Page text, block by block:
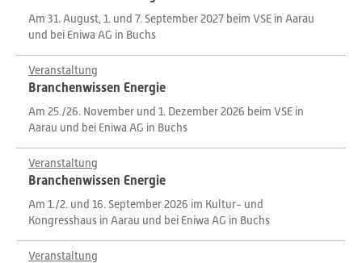
Am 31. August, 1. und 7. September 2027 beim VSE in Aarau
und bei Eniwa AG in Buchs
Veranstaltung
Branchenwissen Energie
Am 25./26. November und 1. Dezember 2026 beim VSE in
Aarau und bei Eniwa AG in Buchs
Veranstaltung
Branchenwissen Energie
Am 1./2. und 16. September 2026 im Kultur- und
Kongresshaus in Aarau und bei Eniwa AG in Buchs
Veranstaltung